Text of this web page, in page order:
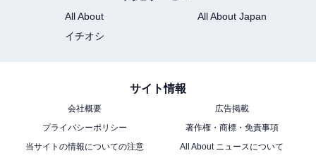
All About
All About Japan
イチオシ
サイト情報
会社概要
広告掲載
プライバシーポリシー
著作権・商標・免責事項
当サイトの情報についての注意
All About ニュースについて